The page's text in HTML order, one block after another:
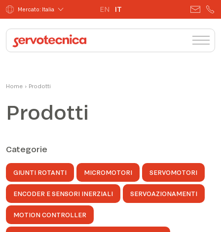
Mercato: Italia EN IT
Home › Prodotti
Prodotti
Categorie
GIUNTI ROTANTI MICROMOTORI SERVOMOTORI
ENCODER E SENSORI INERZIALI SERVOAZIONAMENTI
MOTION CONTROLLER